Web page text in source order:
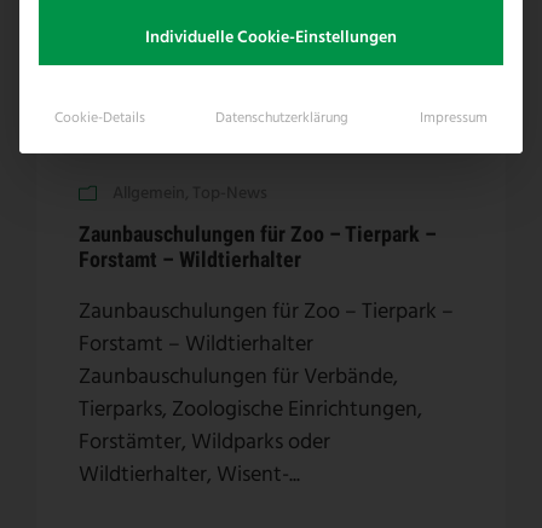
Zaunbauschulungen für Zoo – Tierpark –
Forstamt – Wildtierhalter
Zaunbauschulungen für Zoo – Tierpark –
Forstamt – Wildtierhalter
Zaunbauschulungen für Verbände,
Tierparks, Zoologische Einrichtungen,
Forstämter, Wildparks oder
Wildtierhalter, Wisent-...
Individuelle Cookie-Einstellungen
Cookie-Details Datenschutzerklärung Impressum